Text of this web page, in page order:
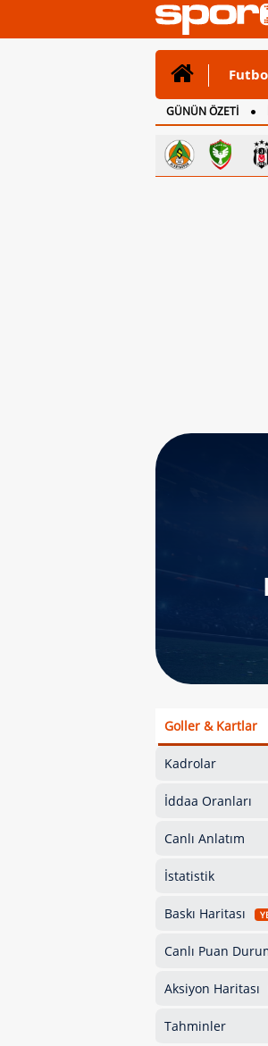
GÜNÜN ÖZETİ
CANLI ANLATIM
Goller & Kartlar
Kadrolar
İddaa Oranları
Canlı Anlatım
İstatistik
Baskı Haritası
Canlı Puan
Aksiyon Haritası
Tahminler